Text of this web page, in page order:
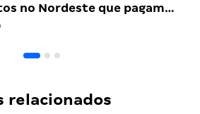
no Nordeste que pagam…
relacionados